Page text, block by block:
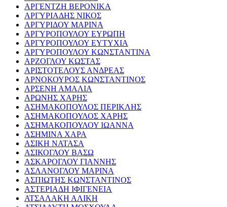
ΑΡΓΕΝΤΖΗ ΒΕΡΟΝΙΚΑ
ΑΡΓΥΡΙΑΔΗΣ ΝΙΚΟΣ
ΑΡΓΥΡΙΔΟΥ ΜΑΡΙΝΑ
ΑΡΓΥΡΟΠΟΥΛΟΥ ΕΥΡΩΠΗ
ΑΡΓΥΡΟΠΟΥΛΟΥ ΕΥΤΥΧΙΑ
ΑΡΓΥΡΟΠΟΥΛΟΥ ΚΩΝΣΤΑΝΤΙΝΑ
ΑΡΖΟΓΛΟΥ ΚΩΣΤΑΣ
ΑΡΙΣΤΟΤΕΛΟΥΣ ΑΝΔΡΕΑΣ
ΑΡΝΟΚΟΥΡΟΣ ΚΩΝΣΤΑΝΤΙΝΟΣ
ΑΡΣΕΝΗ ΑΜΑΛΙΑ
ΑΡΩΝΗΣ ΧΑΡΗΣ
ΑΣΗΜΑΚΟΠΟΥΛΟΣ ΠΕΡΙΚΛΗΣ
ΑΣΗΜΑΚΟΠΟΥΛΟΣ ΧΑΡΗΣ
ΑΣΗΜΑΚΟΠΟΥΛΟΥ ΙΩΑΝΝΑ
ΑΣΗΜΙΝΑ ΧΑΡΑ
ΑΣΙΚΗ ΝΑΤΑΣΑ
ΑΣΙΚΟΓΛΟΥ ΒΑΣΩ
ΑΣΚΑΡΟΓΛΟΥ ΓΙΑΝΝΗΣ
ΑΣΛΑΝΟΓΛΟΥ ΜΑΡΙΝΑ
ΑΣΠΙΩΤΗΣ ΚΩΝΣΤΑΝΤΙΝΟΣ
ΑΣΤΕΡΙΑΔΗ ΙΦΙΓΕΝΕΙΑ
ΑΤΣΑΛΑΚΗ ΑΛΙΚΗ